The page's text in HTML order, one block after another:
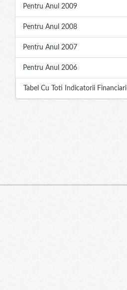
Pentru Anul 2009
Pentru Anul 2008
Pentru Anul 2007
Pentru Anul 2006
Tabel Cu Toti Indicatorii Financiari